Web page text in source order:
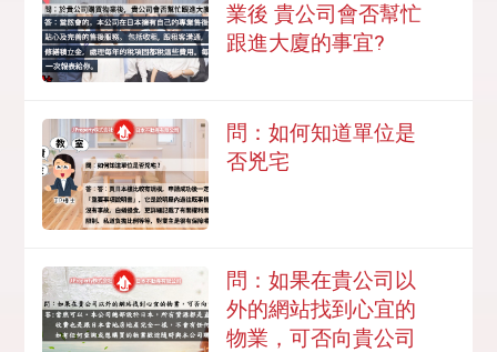
業後 貴公司會否幫忙
跟進大廈的事宜?
問：如何知道單位是
否兇宅
問：如果在貴公司以
外的網站找到心宜的
物業，可否向貴公司